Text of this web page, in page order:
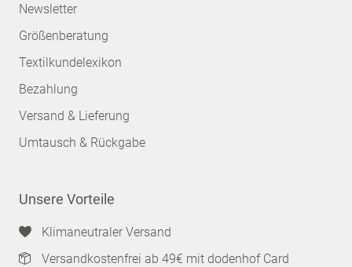
Newsletter
Größenberatung
Textilkundelexikon
Bezahlung
Versand & Lieferung
Umtausch & Rückgabe
Unsere Vorteile
Klimaneutraler Versand
Versandkostenfrei ab 49€ mit dodenhof Card